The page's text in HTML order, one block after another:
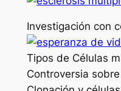
Investigación con
Tipos de Células
Controversia